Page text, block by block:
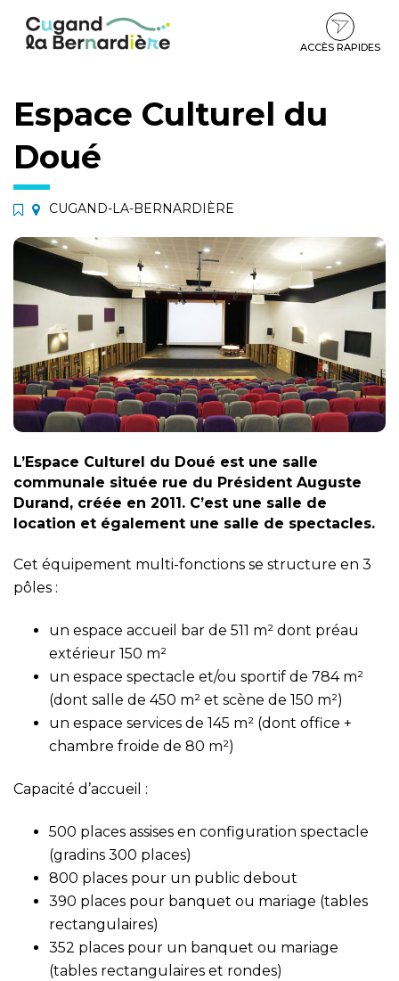
contenu
pied
ACCÈS RAPIDES
Espace Culturel du
Doué
CUGAND-LA-BERNARDIÈRE
L’Espace Culturel du Doué est une salle
communale située rue du Président Auguste
Durand, créée en 2011. C’est une salle de
location et également une salle de spectacles.
Cet équipement multi-fonctions se structure en 3
pôles :
un espace accueil bar de 511 m² dont préau
extérieur 150 m²
un espace spectacle et/ou sportif de 784 m²
(dont salle de 450 m² et scène de 150 m²)
un espace services de 145 m² (dont office +
chambre froide de 80 m²)
Capacité d’accueil :
500 places assises en configuration spectacle
(gradins 300 places)
800 places pour un public debout
390 places pour banquet ou mariage (tables
rectangulaires)
352 places pour un banquet ou mariage
(tables rectangulaires et rondes)